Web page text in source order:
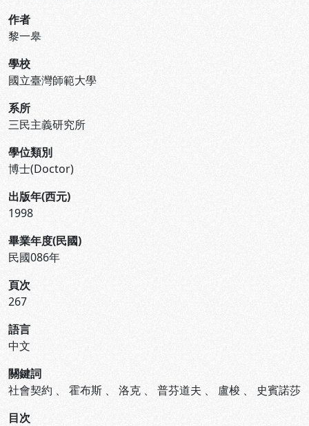
作者
黎一皋
學校
國立臺灣師範大學
系所
三民主義研究所
學位類別
博士(Doctor)
出版年(西元)
1998
畢業年度(民國)
民國086年
頁次
267
語言
中文
關鍵詞
社會契約 、 霍布斯 、 洛克 、 普芬道夫 、 盧梭 、 史賓諾莎
目次